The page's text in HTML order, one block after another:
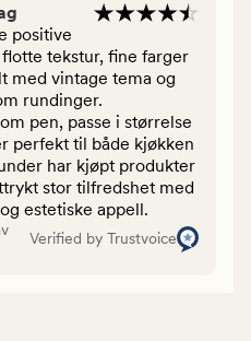
positive
tekstur, fine farger
med vintage tema og
rundinger.
pen, passe i størrelse
perfekt til både kjøkken
har kjøpt produkter
stor tilfredshet med
estetiske appell.
Verified by Trustvoice